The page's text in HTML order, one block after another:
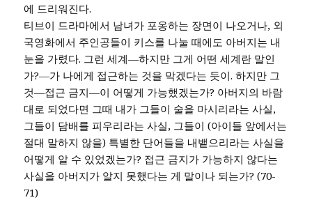
에 드리워진다.
티브이 드라마에서 남녀가 포옹하는 장면이 나오거나, 외
국영화에서 주인공들이 키스를 나눌 때에도 아버지는 내
눈을 가렸다. 그런 세계―하지만 그게 어떤 세계란 말인
가?―가 나에게 접근하는 것을 막겠다는 듯이. 하지만 그
것―접근 금지―이 어떻게 가능했겠는가? 아버지의 바람
대로 되었다면 그때 내가 그들이 술을 마시리라는 사실,
그들이 담배를 피우리라는 사실, 그들이 (아이들 앞에서는
절대 말하지 않을) 특별한 단어들을 내뱉으리라는 사실을
어떻게 알 수 있었겠는가? 접근 금지가 가능하지 않다는
사실을 아버지가 알지 못했다는 게 말이나 되는가? (70-
71)